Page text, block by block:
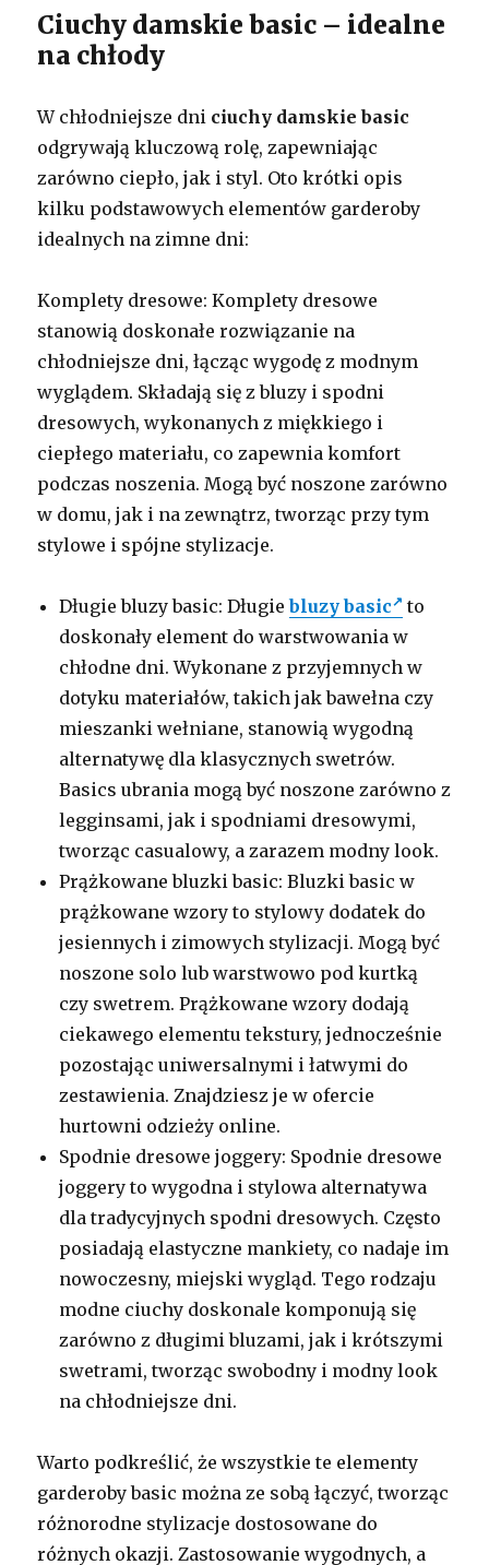
Ciuchy damskie basic – idealne
na chłody
W chłodniejsze dni ciuchy damskie basic
odgrywają kluczową rolę, zapewniając
zarówno ciepło, jak i styl. Oto krótki opis
kilku podstawowych elementów garderoby
idealnych na zimne dni:
Komplety dresowe: Komplety dresowe
stanowią doskonałe rozwiązanie na
chłodniejsze dni, łącząc wygodę z modnym
wyglądem. Składają się z bluzy i spodni
dresowych, wykonanych z miękkiego i
ciepłego materiału, co zapewnia komfort
podczas noszenia. Mogą być noszone zarówno
w domu, jak i na zewnątrz, tworząc przy tym
stylowe i spójne stylizacje.
Długie bluzy basic: Długiebluzy basic
to
doskonały element do warstwowania w
chłodne dni. Wykonane z przyjemnych w
dotyku materiałów, takich jak bawełna czy
mieszanki wełniane, stanowią wygodną
alternatywę dla klasycznych swetrów.
Basics ubrania mogą być noszone zarówno z
legginsami, jak i spodniami dresowymi,
tworząc casualowy, a zarazem modny look.
Prążkowane bluzki basic: Bluzki basic w
prążkowane wzory to stylowy dodatek do
jesiennych i zimowych stylizacji. Mogą być
noszone solo lub warstwowo pod kurtką
czy swetrem. Prążkowane wzory dodają
ciekawego elementu tekstury, jednocześnie
pozostając uniwersalnymi i łatwymi do
zestawienia. Znajdziesz je w ofercie
hurtowni odzieży online.
Spodnie dresowe joggery: Spodnie dresowe
joggery to wygodna i stylowa alternatywa
dla tradycyjnych spodni dresowych. Często
posiadają elastyczne mankiety, co nadaje im
nowoczesny, miejski wygląd. Tego rodzaju
modne ciuchy doskonale komponują się
zarówno z długimi bluzami, jak i krótszymi
swetrami, tworząc swobodny i modny look
na chłodniejsze dni.
Warto podkreślić, że wszystkie te elementy
garderoby basic można ze sobą łączyć, tworząc
różnorodne stylizacje dostosowane do
różnych okazji. Zastosowanie wygodnych, a